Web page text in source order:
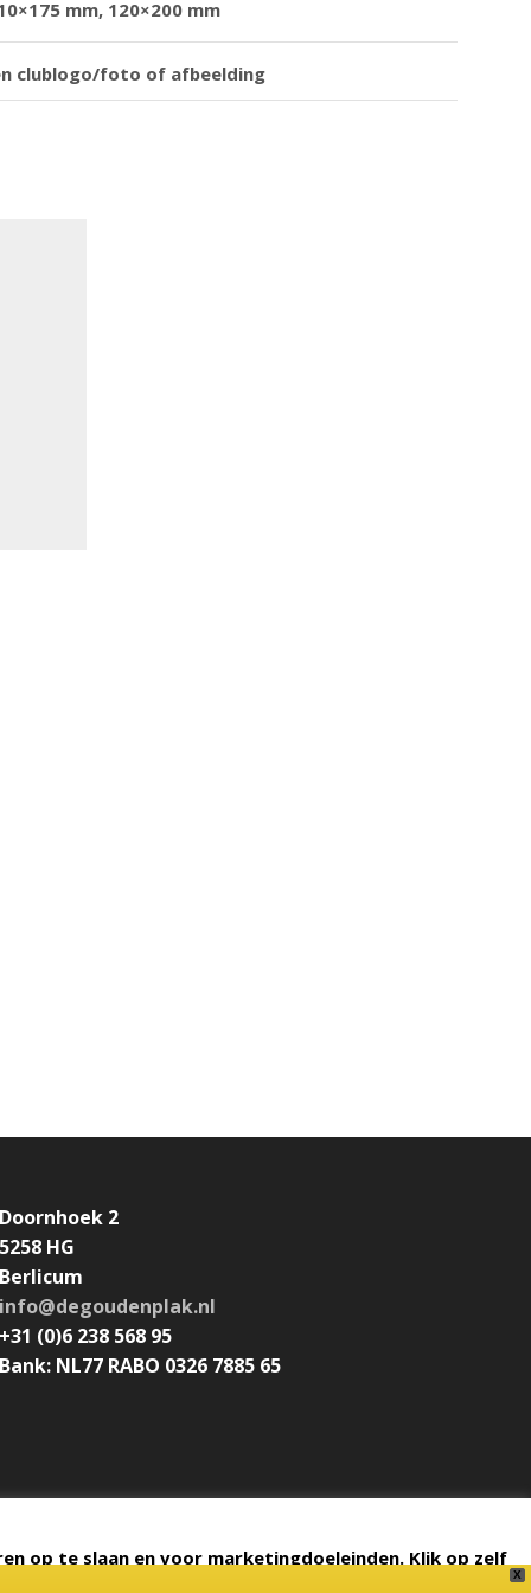
mm, 120×200 mm
clublogo/foto of afbeelding
Doornhoek 2
5258 HG
Berlicum
info@degoudenplak.nl
+31 (0)6 238 568 95
Bank: NL77 RABO 0326 7885 65
op te slaan en voor marketingdoeleinden. Klik op zelf
X